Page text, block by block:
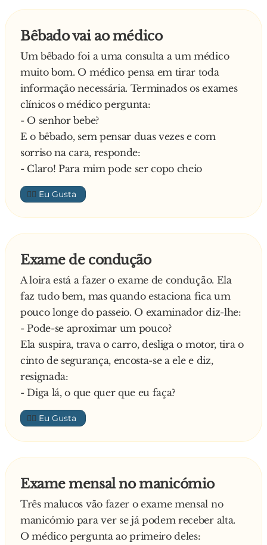
E o médico:
leve seu marido para um lugar bem longe de
casa e deixe-o por lá. Se ele achar o caminho de
volta, não faça mais s**... com ele!
Bêbado vai ao médico
Um bêbado foi a uma consulta a um médico
muito bom. O médico pensa em tirar toda
informação necessária. Terminados os exames
clínicos o médico pergunta:
- O senhor bebe?
E o bêbado, sem pensar duas vezes e com
sorriso na cara, responde:
- Claro! Para mim pode ser copo cheio
👍🏼
Exame de condução
A loira está a fazer o exame de condução. Ela
faz tudo bem, mas quando estaciona fica um
pouco longe do passeio. O examinador diz-lhe:
- Pode-se aproximar um pouco?
Ela suspira, trava o carro, desliga o motor, tira o
cinto de segurança, encosta-se a ele e diz,
resignada:
- Diga lá, o que quer que eu faça?
👍🏼
Exame mensal no manicómio
Três malucos vão fazer o exame mensal no
manicómio para ver se já podem receber alta.
O médico pergunta ao primeiro deles: